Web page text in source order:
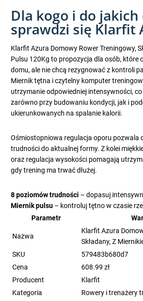
Dla kogo i do jakich
sprawdzi się Klarfit
Klarfit Azura Domowy Rower Treningowy,
Pulsu 120Kg to propozycja dla osób, które
domu, ale nie chcą rezygnować z kontroli
Miernik tętna i czytelny komputer
utrzymanie odpowiedniej intensywności,
zarówno przy budowaniu kondycji, jak i
ukierunkowanych na spalanie kalorii.
Ośmiostopniowa regulacja oporu pozwala
trudności do aktualnej formy. Z kolei
oraz regulacja wysokości pomagają
gdy trening ma trwać dłużej.
8 poziomów trudności – dopasuj
Miernik pulsu – kontroluj tętno w czasie
Parametr
Nazwa
Klarfit Azura
Składany, Z
SKU
579483b680d7
Cena
608.99 zł
Producent
Klarfit
Kategoria
Rowery i trenażery